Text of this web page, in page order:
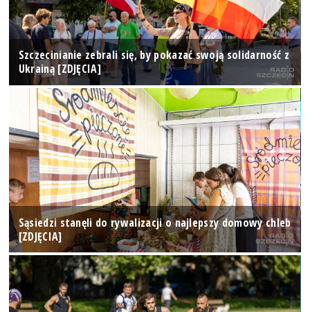
Szczecinianie zebrali się, by pokazać swoją solidarność z
Ukrainą [ZDJĘCIA]
Sąsiedzi stanęli do rywalizacji o najlepszy domowy chleb
[ZDJĘCIA]